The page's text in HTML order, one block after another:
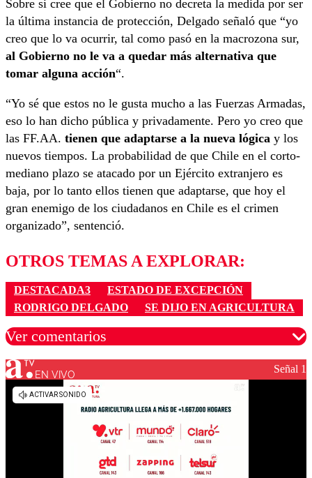
Sobre si cree que el Gobierno no decreta la medida por ser
la última instancia de protección, Delgado señaló que “yo
creo que lo va ocurrir, tal como pasó en la macrozona sur,
al Gobierno no le va a quedar más alternativa que
tomar alguna acción“.
“Yo sé que estos no le gusta mucho a las Fuerzas Armadas,
eso lo han dicho pública y privadamente. Pero yo creo que
las FF.AA. tienen que adaptarse a la nueva lógica y los
nuevos tiempos. La probabilidad de que Chile en el corto-
mediano plazo se atacado por un Ejército extranjero es
baja, por lo tanto ellos tienen que adaptarse, que hoy el
gran enemigo de los ciudadanos en Chile es el crimen
organizado”, sentenció.
OTROS TEMAS A EXPLORAR:
DESTACADA3
ESTADO DE EXCEPCIÓN
RODRIGO DELGADO
SE DIJO EN AGRICULTURA
Ver comentarios
Los comentarios son moderados para garantizar un
EN VIVO Señal 1